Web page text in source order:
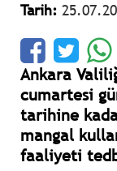
Tarih:
Ankara
cumartesi
tarihine
mangal
faaliyeti